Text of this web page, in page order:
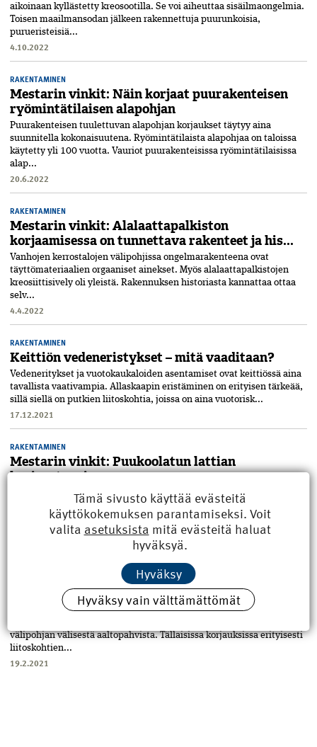
aikoinaan kyllästetty kreosootilla. Se voi aiheuttaa sisäilmaongelmia.
Toisen maailmansodan jälkeen rakennettuja puurunkoisia,
purueristeisiä...
4.10.2022
RAKENTAMINEN
Mestarin vinkit: Näin korjaat puurakenteisen
ryömintätilaisen alapohjan
Puurakenteisen tuulettuvan alapohjan korjaukset täytyy aina
suunnitella kokonaisuutena. Ryömintätilaista alapohjaa on taloissa
käytetty yli 100 vuotta. Vauriot puurakenteisissa ryömintätilaisissa
alap...
20.6.2022
RAKENTAMINEN
Mestarin vinkit: Alalaattapalkiston
korjaamisessa on tunnettava rakenteet ja his...
Vanhojen kerrostalojen välipohjissa ongelma­rakenteena ovat
täyttömateriaalien orgaaniset ainekset. Myös alalaattapalkistojen
kreosiittisively oli yleistä. Rakennuksen historiasta kannattaa ottaa
selv...
4.4.2022
RAKENTAMINEN
Keittiön vedeneristykset – mitä vaaditaan?
Vedeneritykset ja vuotokaukaloiden asentamiset ovat keittiössä aina
tavallista vaativampia. Allaskaapin eristäminen on erityisen tärkeää,
sillä siellä on putkien liitoskohtia, joissa on aina vuotorisk...
17.12.2021
RAKENTAMINEN
Mestarin vinkit: Puukoolatun lattian
korjaustapoja
Betonilaatan päälle rakennettu puukoolattu alapohja vaurioituu
helposti vuosien saatossa. Maan kosteus pitää betonilaattaa
kosteana. Korjaamisessa keskeistä on pienentää alapohjaan
kohdistuvaa kosteus...
Kerrostaloasunnon hajuhaitta keskikerroksessa
Vanhassa kerrostalohuoneistossa haisi ummehtuneelta.
välipohjan välisestä aaltopahvista. Tällaisissa korjauksissa erityisesti
liitoskohtien...
19.2.2021
Tämä sivusto käyttää evästeitä
käyttökokemuksen parantamiseksi. Voit
valita asetuksista mitä evästeitä haluat
hyväksyä.
Hyväksy
Hyväksy vain välttämättömät